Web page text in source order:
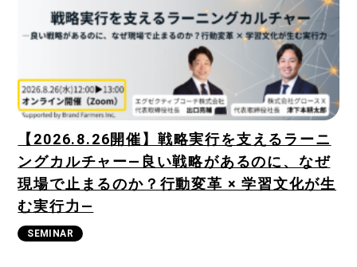
CONTACT
【2026.8.26開催】戦略実行を支えるラーニ
ングカルチャー―良い戦略があるのに、なぜ
現場で止まるのか？行動変革 × 学習文化が生
む実行力―
SEMINAR